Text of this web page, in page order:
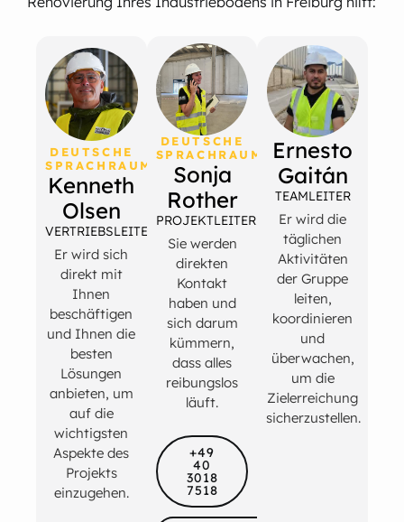
DEUTSCHE
SPRACHRAUM
Kenneth
Olsen
VERTRIEBSLEITER
Er wird sich
direkt mit
Ihnen
beschäftigen
und Ihnen die
besten
Lösungen
anbieten, um
auf die
wichtigsten
Aspekte des
Projekts
einzugehen.
DEUTSCHE
SPRACHRAUM
Sonja
Rother
PROJEKTLEITERIN
Sie werden
direkten
Kontakt
haben und
sich darum
kümmern,
dass alles
reibungslos
läuft.
+49
40
3018
7518
Ernesto
Gaitán
TEAMLEITER
Er wird die
täglichen
Aktivitäten
der Gruppe
leiten,
koordinieren
und
überwachen,
um die
Zielerreichung
sicherzustellen.